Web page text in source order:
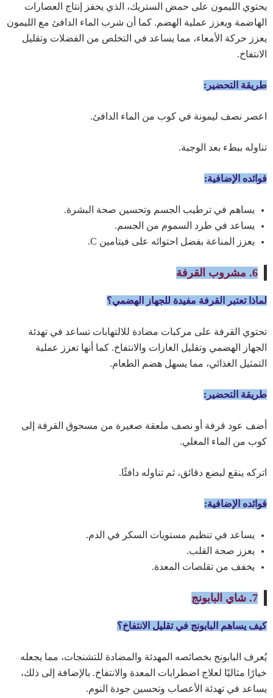
يحتوي الليمون على حمض الستريك، الذي يحفز إنتاج العصارات
الهاضمة ويعزز عملية الهضم. كما أن شرب الماء الدافئ مع الليمون
يعزز حركة الأمعاء، مما يساعد في التخلص من الفضلات وتقليل
الانتفاخ.
طريقة التحضير:
اعصر نصف ليمونة في كوب من الماء الدافئ.
تناوله ببطء بعد الوجبة.
فوائده الإضافية:
يساهم في ترطيب الجسم وتحسين صحة البشرة.
يساعد في طرد السموم من الجسم.
يعزز المناعة بفضل احتوائه على فيتامين C.
6. مشروب القرفة
لماذا تعتبر القرفة مفيدة للجهاز الهضمي؟
تحتوي القرفة على مركبات مضادة للالتهابات تساعد في تهدئة
الجهاز الهضمي وتقليل الغازات والانتفاخ. كما أنها تعزز عملية
التمثيل الغذائي، مما يسهل هضم الطعام.
طريقة التحضير:
أضف عود قرفة أو نصف ملعقة صغيرة من مسحوق القرفة إلى
كوب من الماء المغلي.
اتركه ينقع لبضع دقائق، ثم تناوله دافئًا.
فوائده الإضافية:
يساعد في تنظيم مستويات السكر في الدم.
يعزز صحة القلب.
يخفف من تقلصات المعدة.
7. شاي البابونج
كيف يساهم البابونج في تقليل الانتفاخ؟
يُعرف البابونج بخصائصه المهدئة والمضادة للتشنجات، مما يجعله
خيارًا مثاليًا لعلاج اضطرابات المعدة والانتفاخ. بالإضافة إلى ذلك،
يساعد في تهدئة الأعصاب وتحسين جودة النوم.